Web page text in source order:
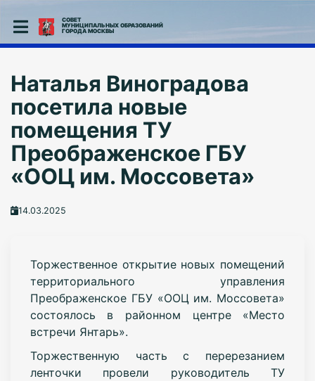
СОВЕТ
МУНИЦИПАЛЬНЫХ ОБРАЗОВАНИЙ
ГОРОДА МОСКВЫ
Наталья Виноградова
посетила новые
помещения ТУ
Преображенское ГБУ
«ООЦ им. Моссовета»
14.03.2025
Торжественное открытие новых помещений
территориального управления
Преображенское ГБУ «ООЦ им. Моссовета»
состоялось в районном центре «Место
встречи Янтарь».
Торжественную часть с перерезанием
ленточки провели руководитель ТУ